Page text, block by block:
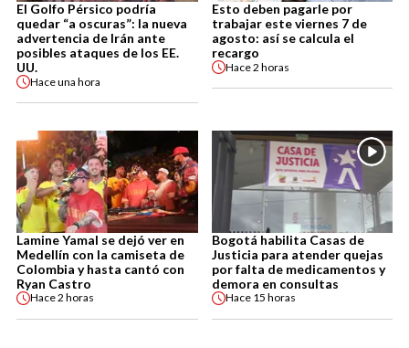
El Golfo Pérsico podría
quedar “a oscuras”: la nueva
advertencia de Irán ante
posibles ataques de los EE.
UU.
Haceuna hora
Esto deben pagarle por
trabajar este viernes 7 de
agosto: así se calcula el
recargo
Hace2 horas
Lamine Yamal se dejó ver en
Medellín con la camiseta de
Colombia y hasta cantó con
Ryan Castro
Hace2 horas
Bogotá habilita Casas de
Justicia para atender quejas
por falta de medicamentos y
demora en consultas
Hace 15 horas